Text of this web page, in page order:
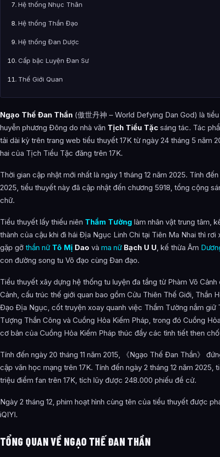
Hệ thống Nhục Thân
Hệ thống Thần Đạo
Hệ thống Đan Dược
Cấp bậc Luyện Đan Sư
Thế Giới Quan
Danh Từ Riêng & Thuật Ngữ
Các Thiết Lập Khác
Sản xuất hoạt hình
Hình ảnh về Ngạo Thế Đan Thần
Bài Viết Liên Quan
Ngạo Thế Đan Thần là ai?
Cảnh giới tu luyện của Ngạo Thế Đan Thần như thế nào?
Ngạo Thế Đan Thần xuất hiện trong tác phẩm nào?
Các mối quan hệ quan trọng của Ngạo Thế Đan Thần là gì?
Thông tin về Ngạo Thế Đan Thần được tổng hợp từ đâu?
Ngạo Thế Đan Thần (傲世丹神 – World Defying Dan God) là
huyễn phương Đông do nhà văn Tịch Tiểu Tặc sáng tác. Tác
tải dài kỳ trên trang web tiểu thuyết 17K từ ngày 24 tháng 5 năm
hai của Tịch Tiểu Tặc đăng trên 17K.
Thời gian cập nhật mới nhất là ngày 1 tháng 12 năm 2025. Tính
2025, tiểu thuyết này đã cập nhật đến chương 5918, tổng cộng
chữ.
Tiểu thuyết lấy thiếu niên Thẩm Tường làm nhân vật trung tâm,
thành của cậu khi đi hái Địa Ngục Linh Chi tại Tiên Ma Nhai thì
gặp gỡ thần nữ Tô Mị Dao và ma nữ Bạch U U, kế thừa Âm
con đường song tu Võ đạo cùng Đan đạo.
Tiểu thuyết xây dựng hệ thống tu luyện đa tầng từ Phàm Võ
Cảnh, cấu trúc thế giới quan bao gồm Cửu Thiên Thế Giới, Thần
Đạo Địa Ngục, cốt truyện xoay quanh việc Thẩm Tường nắm giữ
Tượng Thần Công và Cuồng Hỏa Kiếm Pháp, trong đó Cuồng
cơ bản của Cuồng Hỏa Kiếm Pháp thúc đẩy các tình tiết then
Tính đến ngày 20 tháng 11 năm 2015, 《Ngạo Thế Đan Thần》
cập văn học mạng trên 17K. Tính đến ngày 2 tháng 12 năm 2025,
triệu điểm fan trên 17K, tích lũy được 248.000 phiếu đề cử.
Ngày 2 tháng 12, phim hoạt hình cùng tên của tiểu thuyết được
iQIYI.
TỔNG QUAN VỀ NGẠO THẾ ĐAN THẦN